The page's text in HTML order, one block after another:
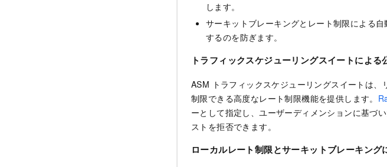
します。
サーキットブレーキングとレート制限による
するのを防ぎます。
トラフィックスケジューリングスイートによる
ASM トラフィックスケジューリングスイートは
制限できる高度なレート制限機能を提供します。
ーとして指定し、ユーザーディメンションに基づ
ストを拒否できます。
ローカルレート制限とサーキットブレーキン